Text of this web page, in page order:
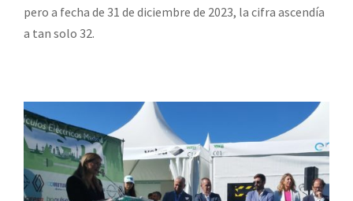
pero a fecha de 31 de diciembre de 2023, la cifra ascendía
a tan solo 32.